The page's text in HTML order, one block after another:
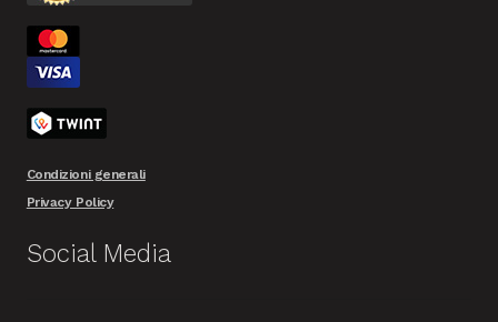
Condizioni generali
Privacy Policy
Social Media